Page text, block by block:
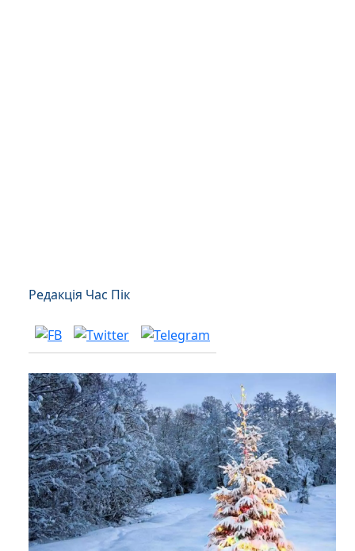
Редакція Час Пік